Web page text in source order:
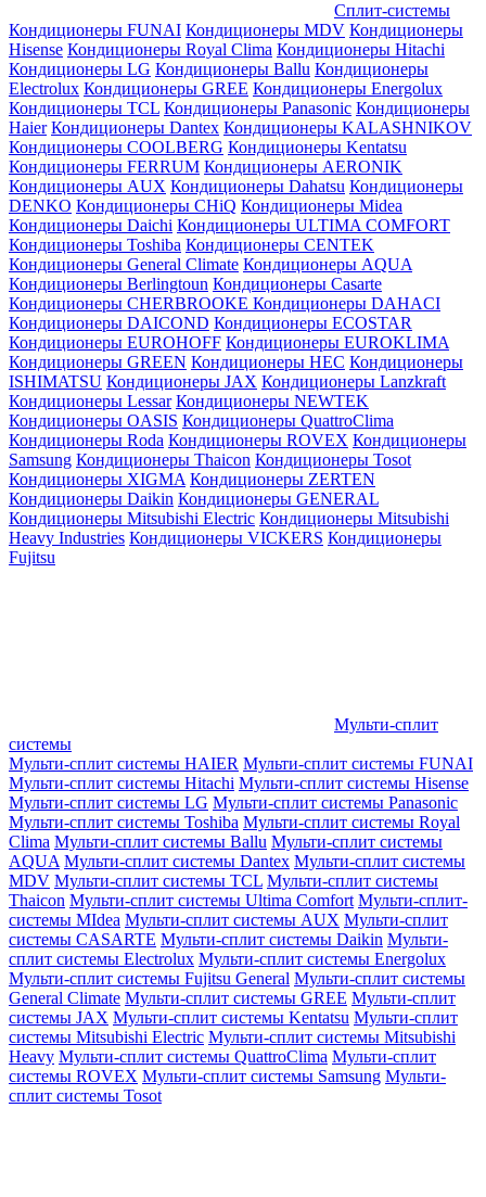
Сплит-системы
Кондиционеры FUNAI Кондиционеры MDV Кондиционеры
Hisense Кондиционеры Royal Clima Кондиционеры Hitachi
Кондиционеры LG Кондиционеры Ballu Кондиционеры
Electrolux Кондиционеры GREE Кондиционеры Energolux
Кондиционеры TCL Кондиционеры Panasonic Кондиционеры
Haier Кондиционеры Dantex Кондиционеры KALASHNIKOV
Кондиционеры СOOLBERG Кондиционеры Kentatsu
Кондиционеры FERRUM Кондиционеры AERONIK
Кондиционеры AUX Кондиционеры Dahatsu Кондиционеры
DENKO Кондиционеры CHiQ Кондиционеры Midea
Кондиционеры Daichi Кондиционеры ULTIMA COMFORT
Кондиционеры Toshiba Кондиционеры CENTEK
Кондиционеры General Climate Кондиционеры AQUA
Кондиционеры Berlingtoun Кондиционеры Casarte
Кондиционеры CHERBROOKE Кондиционеры DAHACI
Кондиционеры DAICOND Кондиционеры ECOSTAR
Кондиционеры EUROHOFF Кондиционеры EUROKLIMA
Кондиционеры GREEN Кондиционеры HEC Кондиционеры
ISHIMATSU Кондиционеры JAX Кондиционеры Lanzkraft
Кондиционеры Lessar Кондиционеры NEWTEK
Кондиционеры OASIS Кондиционеры QuattroClima
Кондиционеры Roda Кондиционеры ROVEX Кондиционеры
Samsung Кондиционеры Thaicon Кондиционеры Tosot
Кондиционеры XIGMA Кондиционеры ZERTEN
Кондиционеры Daikin Кондиционеры GENERAL
Кондиционеры Mitsubishi Electric Кондиционеры Mitsubishi
Heavy Industries Кондиционеры VICKERS Кондиционеры
Fujitsu
Мульти-сплит
системы
Мульти-сплит системы HAIER Мульти-сплит системы FUNAI
Мульти-сплит системы Hitachi Мульти-сплит системы Hisense
Мульти-сплит системы LG Мульти-сплит системы Panasonic
Мульти-сплит системы Toshiba Мульти-сплит системы Royal
Clima Мульти-сплит системы Ballu Мульти-сплит системы
AQUA Мульти-сплит системы Dantex Мульти-сплит системы
MDV Мульти-сплит системы TCL Мульти-сплит системы
Thaicon Мульти-сплит системы Ultima Comfort Мульти-сплит-
системы MIdea Мульти-сплит системы AUX Мульти-сплит
системы CASARTE Мульти-сплит системы Daikin Мульти-
сплит системы Electrolux Мульти-сплит системы Energolux
Мульти-сплит системы Fujitsu General Мульти-сплит системы
General Climate Мульти-сплит системы GREE Мульти-сплит
системы JAX Мульти-сплит системы Kentatsu Мульти-сплит
системы Mitsubishi Electric Мульти-сплит системы Mitsubishi
Heavy Мульти-сплит системы QuattroClima Мульти-сплит
системы ROVEX Мульти-сплит системы Samsung Мульти-
сплит системы Tosot